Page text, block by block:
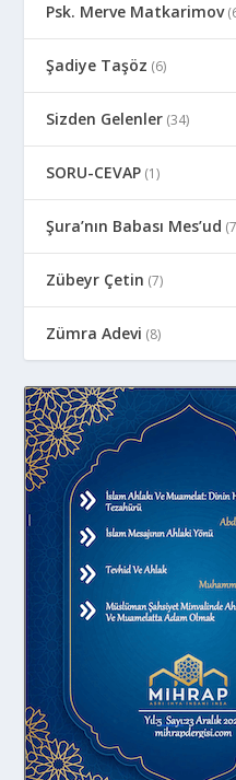
Psk. Merve Matkarimov
Şadiye Taşöz (6)
Sizden Gelenler (34)
SORU-CEVAP (1)
Şura’nın Babası Mes’ud
Zübeyr Çetin (7)
Zümra Adevi (8)